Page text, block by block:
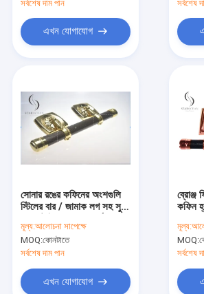
সর্বশেষ দাম পান
এখন যোগাযোগ
সর্বশেষ
সোনার রঙের কফিনের অংশগুলি
স্টিলের বার / জামাক লগ সহ সুইং
মূল্য:আলোচনা সাপেক্ষে
MOQ:কোনটাতে
সর্বশেষ দাম পান
এখন যোগাযোগ
ব্রোঞ্জ
কফিন
মূল্য:
MOQ:
সর্বশেষ